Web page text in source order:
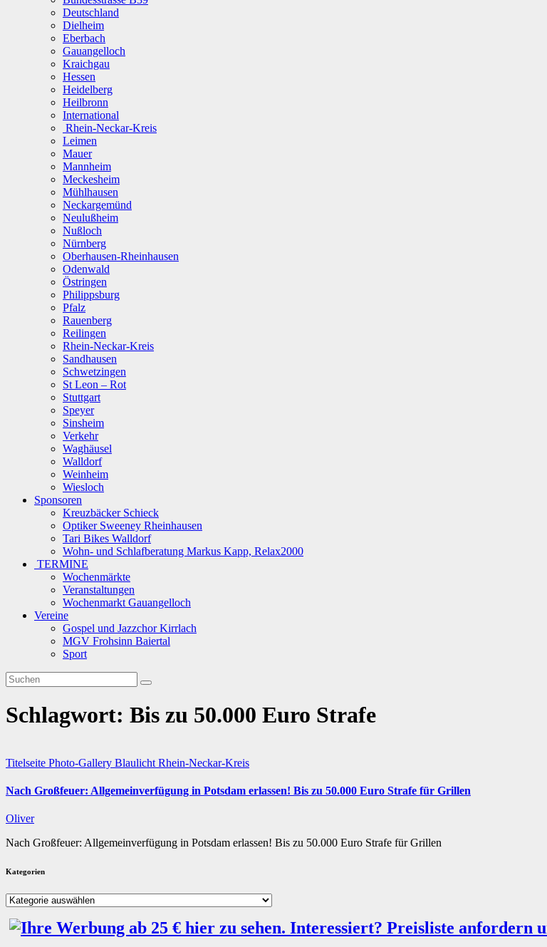
Deutschland
Dielheim
Eberbach
Gauangelloch
Kraichgau
Hessen
Heidelberg
Heilbronn
International
Rhein-Neckar-Kreis
Leimen
Mauer
Mannheim
Meckesheim
Mühlhausen
Neckargemünd
Neulußheim
Nußloch
Nürnberg
Oberhausen-Rheinhausen
Odenwald
Östringen
Philippsburg
Pfalz
Rauenberg
Reilingen
Rhein-Neckar-Kreis
Sandhausen
Schwetzingen
St Leon – Rot
Stuttgart
Speyer
Sinsheim
Verkehr
Waghäusel
Walldorf
Weinheim
Wiesloch
Sponsoren
Kreuzbäcker Schieck
Optiker Sweeney Rheinhausen
Tari Bikes Walldorf
Wohn- und Schlafberatung Markus Kapp, Relax2000
TERMINE
Wochenmärkte
Veranstaltungen
Wochenmarkt Gauangelloch
Vereine
Gospel und Jazzchor Kirrlach
MGV Frohsinn Baiertal
Sport
Schlagwort: Bis zu 50.000 Euro Strafe
Titelseite Photo-Gallery Blaulicht Rhein-Neckar-Kreis
Nach Großfeuer: Allgemeinverfügung in Potsdam erlassen! Bis zu 50.000 Euro Strafe für Grillen
Oliver
Nach Großfeuer: Allgemeinverfügung in Potsdam erlassen! Bis zu 50.000 Euro Strafe für Grillen
Kategorien
Kategorien